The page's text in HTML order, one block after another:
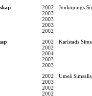
2002
Jönköpings
2003
2003
2003
2002
2002
Karlstads
2002
2004
2003
2003
2002
Umeå
2003
2002
2002